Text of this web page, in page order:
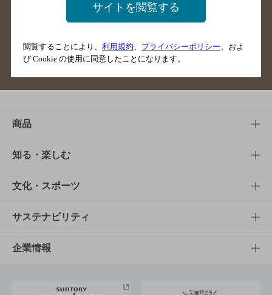
掲載店舗様ログイン
ご意見・ご感想
商品
商品TOP
商品一覧
商品発売情報
栄養成分一覧
知る・楽しむ
知る・楽しむTOP
キャンペーン
工場見学
文化・スポーツ
文化・スポーツTOP
サントリーホール
サステナビリティ
サステナビリティTOP
企業情報
サイトを閲覧する
閲覧することにより、 利用規約 プライバシーポリシー 、およ
び Cookie の使用に同意したことになります。